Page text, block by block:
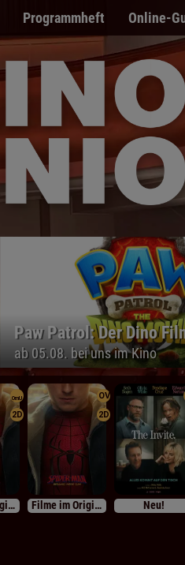
Programmheft Online-
Paw Patrol: Der Dino
ab 05.08. bei uns im Kino
OmU
2D
Filme im Originalton
OV
2D
Filme im Originalton Neu!